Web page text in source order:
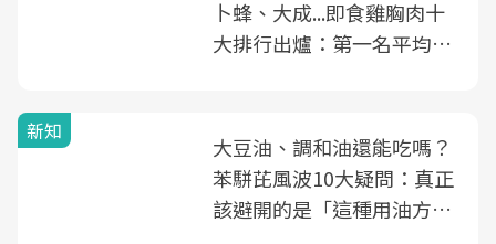
卜蜂、大成...即食雞胸肉十
大排行出爐：第一名平均一
新知
大豆油、調和油還能吃嗎？
苯駢芘風波10大疑問：真正
該避開的是「這種用油方